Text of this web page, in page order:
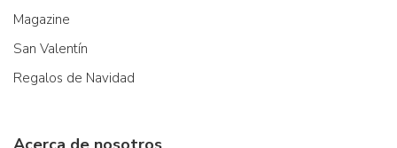
Magazine
San Valentín
Regalos de Navidad